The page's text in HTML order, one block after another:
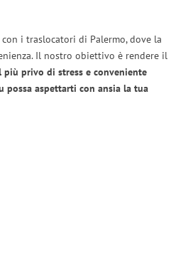
i traslocatori di Palermo, dove la
Il nostro obiettivo è rendere il
più privo di stress e conveniente
possa aspettarti con ansia la tua